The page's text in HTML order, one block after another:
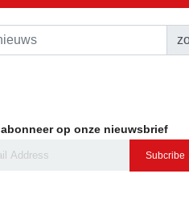
abonneer op onze nieuwsbrief
Subcribe